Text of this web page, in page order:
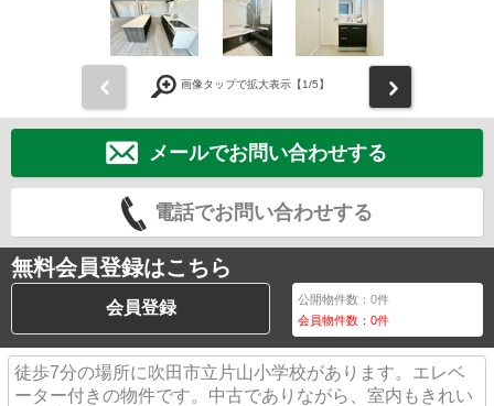
画像タップで拡大表示【1/5】
メールでお問い合わせする
電話でお問い合わせする
無料会員登録はこちら
会員登録 公開物件数：0件
会員物件数：0件
徒歩7分の場所に吹田市立片山小学校があります。エレベ
ーター付きの物件です。中古でありながら、室内もきれい